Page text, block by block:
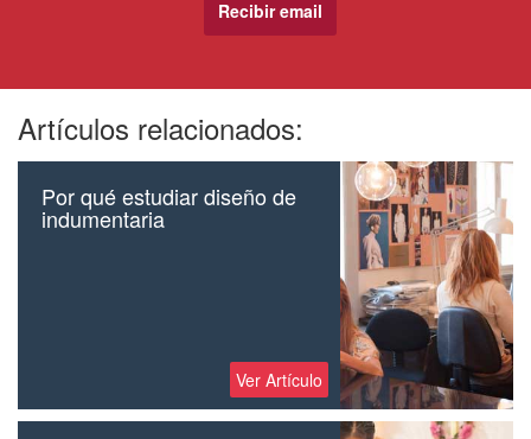
Artículos relacionados:
Por qué estudiar diseño de
indumentaria
Ver Artículo